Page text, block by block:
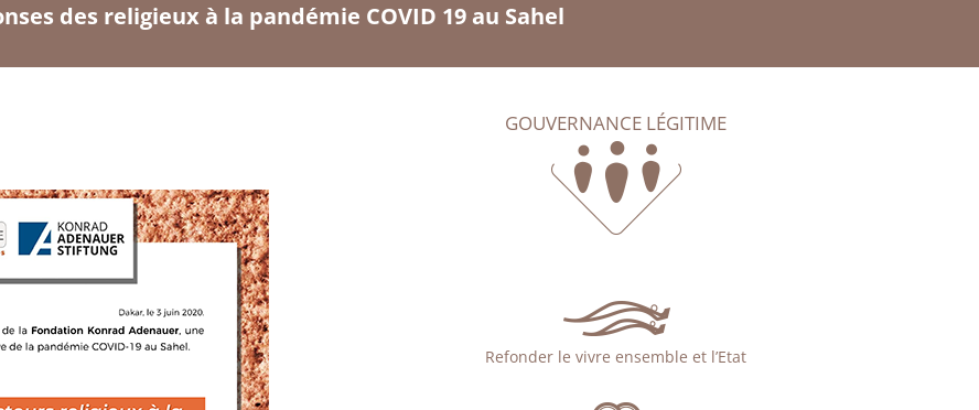
des religieux à la pandémie COVID 19 au Sahel
GOUVERNANCE LÉGITIME
Refonder le vivre ensemble et l’Etat